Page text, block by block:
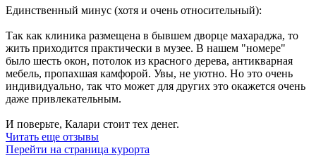
Единственный минус (хотя и очень относительный):
Так как клиника размещена в бывшем дворце махараджа, то
жить приходится практически в музее. В нашем "номере"
было шесть окон, потолок из красного дерева, антикварная
мебель, пропахшая камфорой. Увы, не уютно. Но это очень
индивидуально, так что может для других это окажется очень
даже привлекательным.
И поверьте, Калари стоит тех денег.
Читать еще отзывы
Перейти на страница курорта